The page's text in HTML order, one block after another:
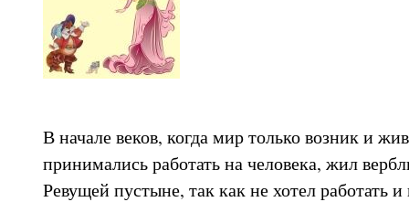
В начале веков, когда мир только возник и
принимались работать на человека, жил
Ревущей пустыне, так как не хотел работать